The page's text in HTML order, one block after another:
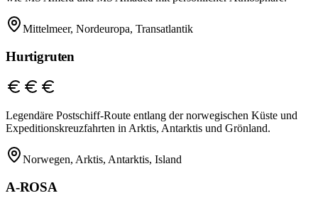
Mittelmeer, Nordeuropa, Transatlantik
Hurtigruten
Legendäre Postschiff-Route entlang der norwegischen Küste und
Expeditionskreuzfahrten in Arktis, Antarktis und Grönland.
Norwegen, Arktis, Antarktis, Island
A-ROSA